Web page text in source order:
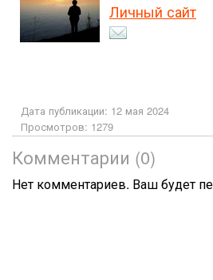
Личный сайт
Дата публикации: 12 мая 2024
Просмотров: 1279
Комментарии (0)
Нет комментариев. Ваш будет